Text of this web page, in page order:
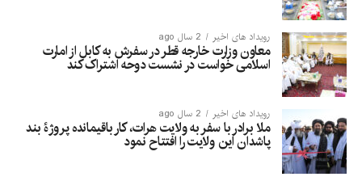
رویداد های اخیر 2 سال ago
معاون وزارت خارجه قطر در سفرش به کابل از امارت
اسلامی خواست در نشست دوحه اشتراک کند
رویداد های اخیر 2 سال ago
ملا برادر با سفر به ولایت هرات، کار باقیمانده پروژۀ بند
پاشدان این ولایت را افتتاح نمود